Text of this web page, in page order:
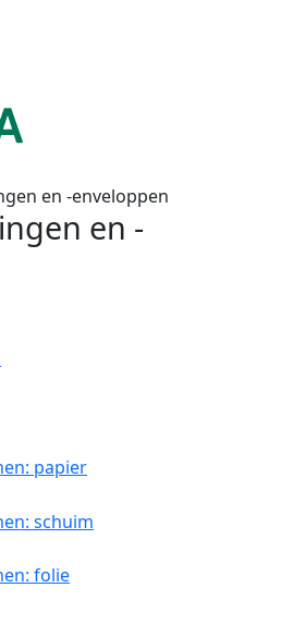
en -enveloppen
en -
papier
schuim
folie